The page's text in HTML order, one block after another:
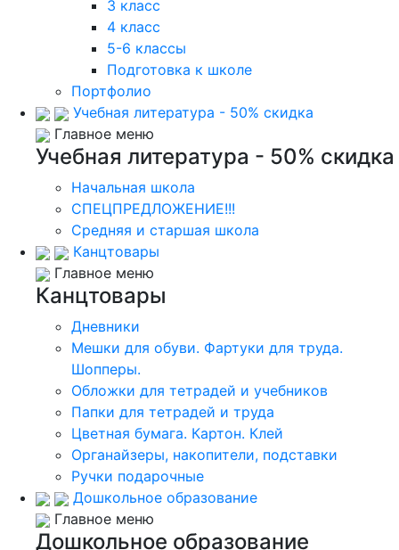
3 класс
4 класс
5-6 классы
Подготовка к школе
Портфолио
Учебная литература - 50% скидка
Главное меню
Учебная литература - 50% скидка
Начальная школа
СПЕЦПРЕДЛОЖЕНИЕ!!!
Средняя и старшая школа
Канцтовары
Главное меню
Канцтовары
Дневники
Мешки для обуви. Фартуки для труда.
Шопперы.
Обложки для тетрадей и учебников
Папки для тетрадей и труда
Цветная бумага. Картон. Клей
Органайзеры, накопители, подставки
Ручки подарочные
Дошкольное образование
Главное меню
Дошкольное образование